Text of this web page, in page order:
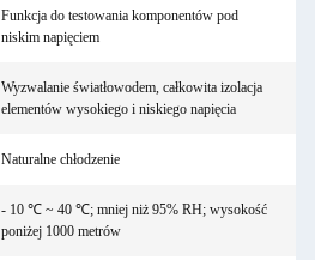
Funkcja do testowania komponentów pod
niskim napięciem
Wyzwalanie światłowodem, całkowita izolacja
elementów wysokiego i niskiego napięcia
Naturalne chłodzenie
- 10 ℃ ~ 40 ℃; mniej niż 95% RH; wysokość
poniżej 1000 metrów